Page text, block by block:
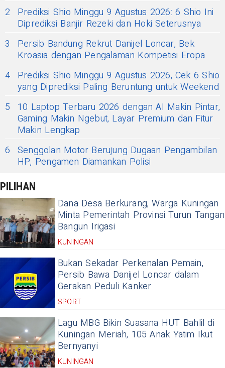
2
Prediksi Shio Minggu 9 Agustus 2026: 6 Shio Ini
Diprediksi Banjir Rezeki dan Hoki Seterusnya
3
Persib Bandung Rekrut Danijel Loncar, Bek
Kroasia dengan Pengalaman Kompetisi Eropa
4 Prediksi Shio Minggu 9 Agustus 2026, Cek 6 Shio
yang Diprediksi Paling Beruntung untuk Weekend
5
10 Laptop Terbaru 2026 dengan AI Makin Pintar,
Gaming Makin Ngebut, Layar Premium dan Fitur
Makin Lengkap
6 Senggolan Motor Berujung Dugaan Pengambilan
HP, Pengamen Diamankan Polisi
PILIHAN
Dana Desa Berkurang, Warga Kuningan
Minta Pemerintah Provinsi Turun Tangan
Bangun Irigasi
KUNINGAN
Bukan Sekadar Perkenalan Pemain,
Persib Bawa Danijel Loncar dalam
Gerakan Peduli Kanker
SPORT
Lagu MBG Bikin Suasana HUT Bahlil di
Kuningan Meriah, 105 Anak Yatim Ikut
Bernyanyi
KUNINGAN